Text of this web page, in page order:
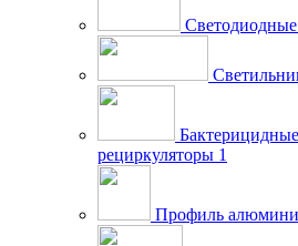
рециркуляторы 1
Профиль